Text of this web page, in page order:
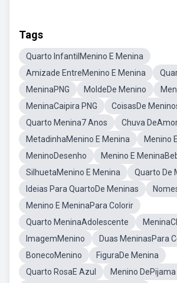
Tags
Quarto InfantilMenino E Menina
Amizade EntreMenino E Menina
MeninaPNG
MoldeDe Menino
MeninaCaipira PNG
CoisasDe
Quarto Menina7 Anos
Chuva
MetadinhaMenino E Menina
Menino
MeninoDesenho
Menino E
SilhuetaMenino E Menina
Quarto De
Ideias Para QuartoDe Meninas
Menino E MeninaPara Colorir
Quarto MeninaAdolescente
ImagemMenino
Duas MeninasPara
BonecoMenino
FiguraDe Menina
Quarto RosaE Azul
Menino DePijama